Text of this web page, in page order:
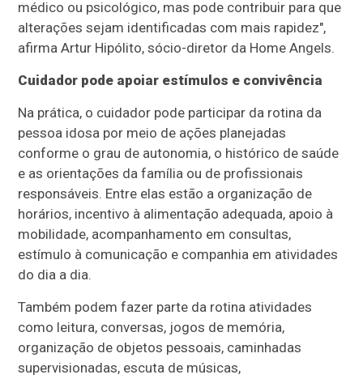
médico ou psicológico, mas pode contribuir para que
alterações sejam identificadas com mais rapidez",
afirma Artur Hipólito, sócio-diretor da Home Angels.
Cuidador pode apoiar estímulos e convivência
Na prática, o cuidador pode participar da rotina da
pessoa idosa por meio de ações planejadas
conforme o grau de autonomia, o histórico de saúde
e as orientações da família ou de profissionais
responsáveis. Entre elas estão a organização de
horários, incentivo à alimentação adequada, apoio à
mobilidade, acompanhamento em consultas,
estímulo à comunicação e companhia em atividades
do dia a dia.
Também podem fazer parte da rotina atividades
como leitura, conversas, jogos de memória,
organização de objetos pessoais, caminhadas
supervisionadas, escuta de músicas,